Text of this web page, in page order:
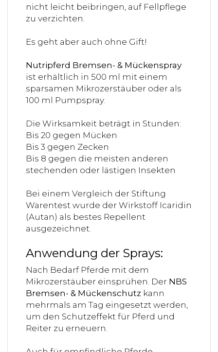
nicht leicht beibringen, auf Fellpflege
zu verzichten.
Es geht aber auch ohne Gift!
Nutripferd Bremsen- & Mückenspray
ist erhältlich in 500 ml mit einem
sparsamen Mikrozerstäuber oder als
100 ml Pumpspray.
Die Wirksamkeit beträgt in Stunden:
Bis 20 gegen Mücken
Bis 3 gegen Zecken
Bis 8 gegen die meisten anderen
stechenden oder lästigen Insekten
Bei einem Vergleich der Stiftung
Warentest wurde der Wirkstoff Icaridin
(Autan) als bestes Repellent
ausgezeichnet.
Anwendung der Sprays:
Nach Bedarf Pferde mit dem
Mikrozerstäuber einsprühen. Der NBS
Bremsen- & Mückenschutz kann
mehrmals am Tag eingesetzt werden,
um den Schutzeffekt für Pferd und
Reiter zu erneuern.